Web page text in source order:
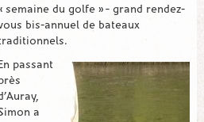
semaine du golfe » – grand rendez-
bis-annuel de bateaux
En passant
a